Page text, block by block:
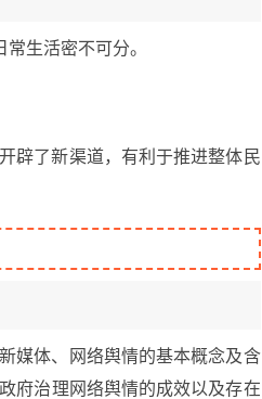
生活密不可分。
辟了新渠道，有利于推进整体民
媒体、网络舆情的基本概念及含
府治理网络舆情的成效以及存在